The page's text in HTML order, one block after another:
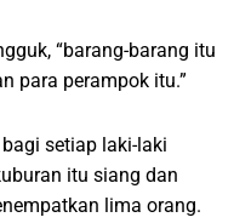
“barang-barang itu
para perampok itu.”
setiap laki-laki
itu siang dan
lima orang.